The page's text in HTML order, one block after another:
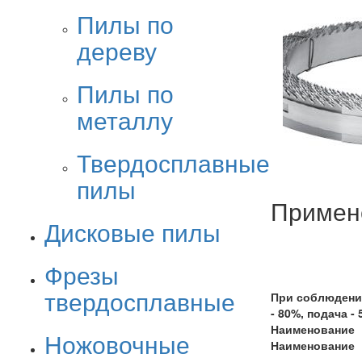
Пилы по
дереву
Пилы по
металлу
Твердосплавные
пилы
Дисковые пилы
Фрезы
твердосплавные
Ножовочные
При
- 80%, подача -
Наименование
Наименование